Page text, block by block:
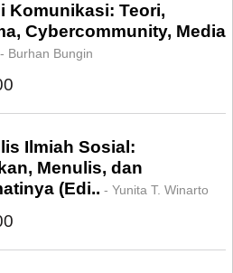
Komunikasi: Teori,
Cybercommunity, Media
- Burhan Bungin
Ilmiah Sosial:
Menulis, dan
(Edi.. - Yunita T. Winarto